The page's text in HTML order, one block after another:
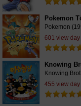
Pokemon
Pokemon
601 view day
Knowing
Knowing
455 view day